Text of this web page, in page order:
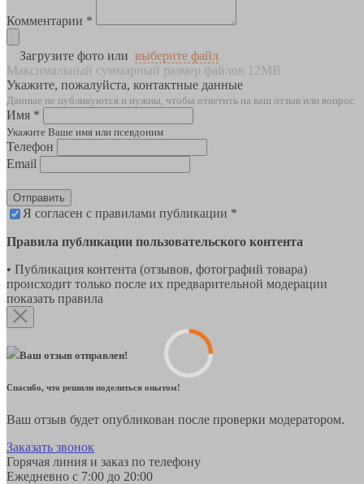
Комментарии *
Загрузите фото или выберите файл
Максимальный суммарный размер файлов 12MB
Укажите, пожалуйста, контактные данные
Данные не публикуются и нужны, чтобы ответить на ваш отзыв или вопрос
Имя *
Укажите Ваше имя или псевдоним
Телефон
Email
Отправить
Я согласен с правилами публикации *
Правила публикации пользовательского контента
• Публикация контента (отзывов, фотографий товара)
происходит только после их предварительной модерации
показать правила
Ваш отзыв отправлен!
Спасибо, что решили поделиться опытом!
Ваш отзыв будет опубликован после проверки модератором.
Заказать звонок
Горячая линия и заказ по телефону
Ежедневно с 7:00 до 20:00